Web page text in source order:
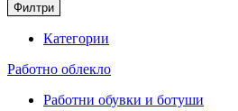
Филтри
Категории
Работно облекло
Работни обувки и ботуши